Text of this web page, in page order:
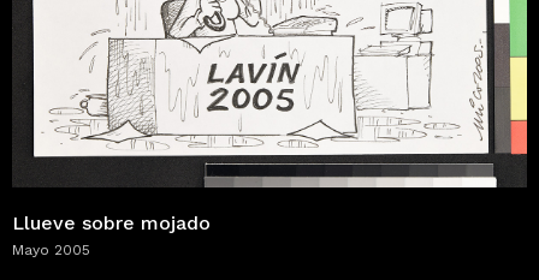
Llueve sobre mojado
Mayo 2005